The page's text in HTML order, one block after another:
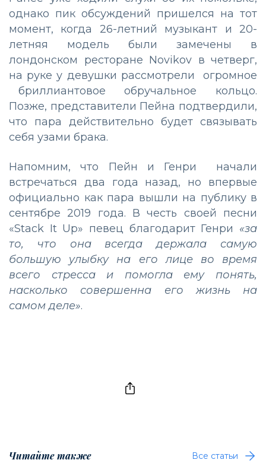
однако пик обсуждений пришелся на тот
момент, когда 26-летний музыкант и 20-
летняя модель были замечены в
лондонском ресторане Novikov в четверг,
на руке у девушки рассмотрели огромное
бриллиантовое обручальное кольцо.
Позже, представители Пейна подтвердили,
что пара действительно будет связывать
себя узами брака.
Напомним, что Пейн и Генри начали
встречаться два года назад, но впервые
официально как пара вышли на публику в
сентябре 2019 года. В честь своей песни
«Stack It Up» певец благодарит Генри «за
то, что она всегда держала самую
большую улыбку на его лице во время
всего стресса и помогла ему понять,
насколько совершенна его жизнь на
самом деле».
Читайте также Все статьи